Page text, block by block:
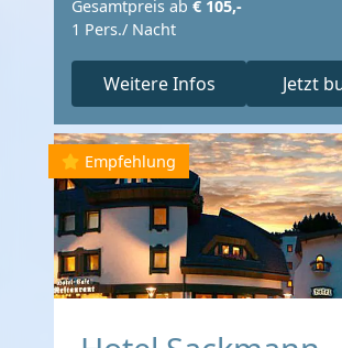
Gesamtpreis ab € 105,-
1 Pers./ Nacht
Weitere Infos Jetzt
Empfehlung